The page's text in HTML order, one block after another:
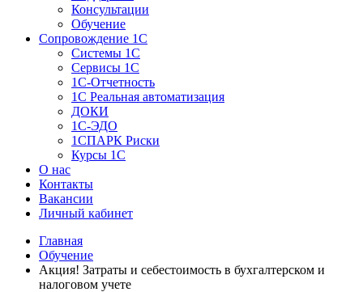
Консультации
Обучение
Сопровождение 1С
Системы 1С
Сервисы 1С
1C-Отчетность
1С Реальная автоматизация
ДОКИ
1C-ЭДО
1СПАРК Риски
Курсы 1С
О нас
Контакты
Вакансии
Личный кабинет
Главная
Обучение
Акция! Затраты и себестоимость в бухгалтерском и
налоговом учете